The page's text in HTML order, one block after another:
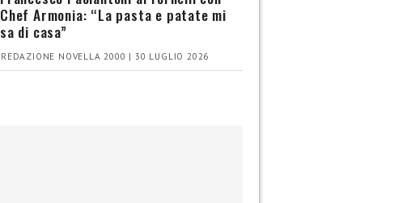
Chef Armonia: “La pasta e patate mi
sa di casa”
REDAZIONE NOVELLA 2000 | 30 LUGLIO 2026